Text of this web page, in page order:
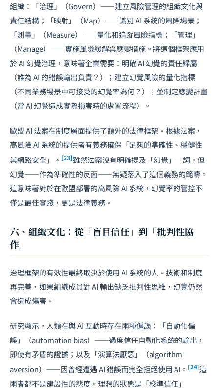
組織：「治理」（Govern）——建立風險管理的組織文化與
責任結構；「映射」（Map）——識別 AI 系統的風險場景；
「測量」（Measure）——量化和追蹤風險指標；「管理」
（Manage）——實施風險緩解與應變措施。將這個框架應用
於 AI 幻覺治理，意味著企業需要：明確 AI 幻覺的責任歸屬
（誰為 AI 的錯誤輸出負責？）；建立幻覺風險的量化指標
（不同業務場景中可接受的幻覺率為何？）；並制定應變計畫
（當 AI 幻覺造成實際損害時的處置流程）。
歐盟 AI 法案在制度層面提供了額外的法律框架。根據法案，
高風險 AI 系統的提供者有義務確保「足夠的準確性、穩健性
與網路安全」。 [23]雖然法案沒有明確提及「幻覺」一詞，但
幻覺——作為準確性的反面——無疑落入了這個義務的範疇。
這意味著對於在歐盟部署的高風險 AI 系統 ，幻覺率的管控不
僅是最佳實踐，更是法律義務。
六、組織文化：從「盲目信任」到「批判性協
作」
治理框架的有效性最終取決於使用 AI 系統的人。技術和制度
再完善，如果組織成員對 AI 輸出缺乏批判性思維，幻覺仍然
會造成傷害。
研究顯示，人類在與 AI 互動時存在兩種偏誤：「自動化偏
誤」（automation bias）——過度信任自動化系統的輸出，
即使有矛盾的證據；以及「演算法厭惡」（algorithm
aversion）——因曾經遭遇 AI 錯誤而完全拒絕使用 AI。 [24]這
兩者都不是建設性的態度。理想的狀態是「校準信任」